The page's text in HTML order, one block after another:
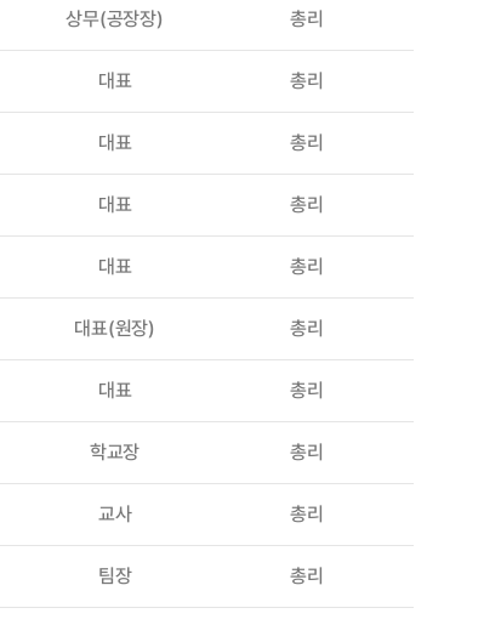
상무(공장장) 총리
대표 총리
대표 총리
대표 총리
대표 총리
대표(원장) 총리
대표 총리
학교장 총리
교사 총리
팀장 총리